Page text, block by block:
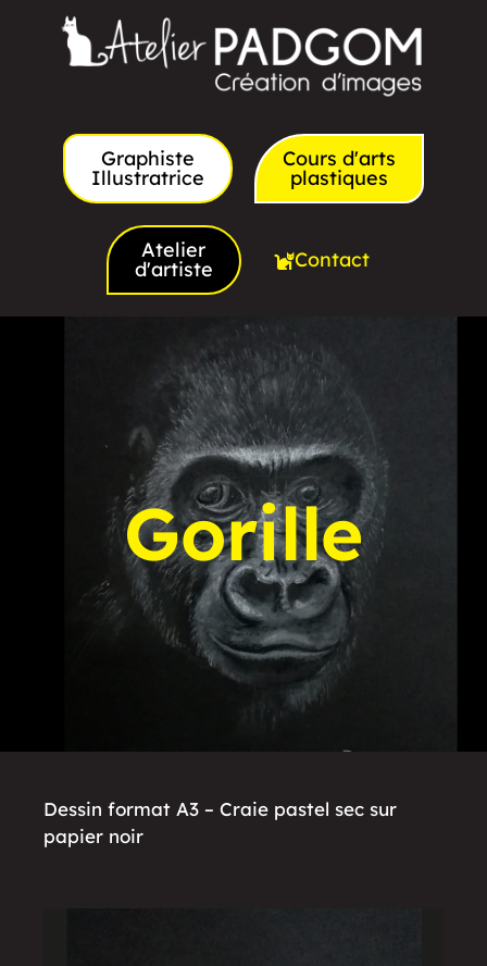
Graphiste
Illustratrice
Cours d'arts
plastiques
Atelier
d'artiste Contact
Gorille
Dessin format A3 – Craie pastel sec sur
papier noir